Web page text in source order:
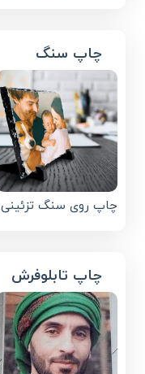
چاپ سنگ
چاپ روی سنگ تزئینی
چاپ تابلوفرش